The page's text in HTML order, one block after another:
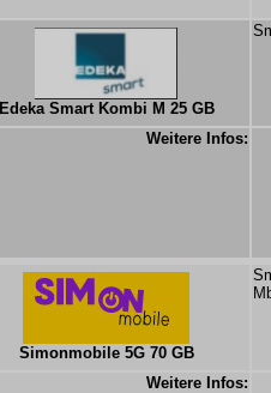
Edeka Smart Kombi M 25 GB
Weitere Infos:
Simonmobile 5G 70 GB
Weitere Infos: